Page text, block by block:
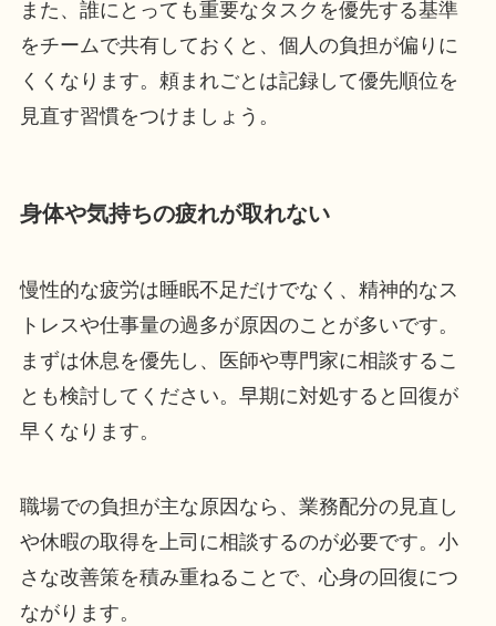
また、誰にとっても重要なタスクを優先する基準
をチームで共有しておくと、個人の負担が偏りに
くくなります。頼まれごとは記録して優先順位を
見直す習慣をつけましょう。
身体や気持ちの疲れが取れない
慢性的な疲労は睡眠不足だけでなく、精神的なス
トレスや仕事量の過多が原因のことが多いです。
まずは休息を優先し、医師や専門家に相談するこ
とも検討してください。早期に対処すると回復が
早くなります。
職場での負担が主な原因なら、業務配分の見直し
や休暇の取得を上司に相談するのが必要です。小
さな改善策を積み重ねることで、心身の回復につ
ながります。